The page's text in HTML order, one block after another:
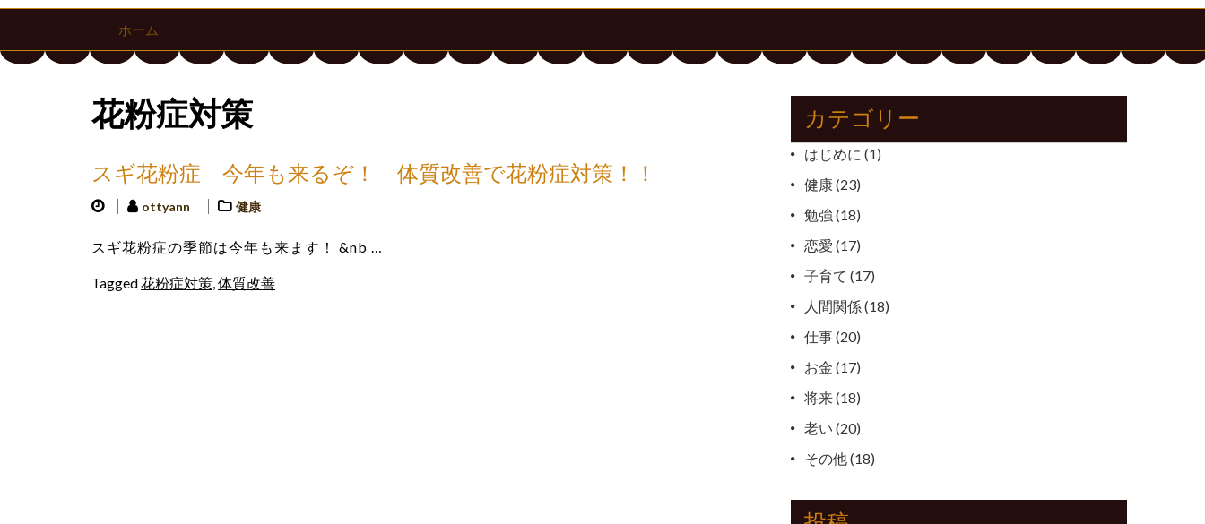
ホーム
花粉症対策
スギ花粉症 今年も来るぞ！ 体質改善で花粉症対策！！
ottyann 健康
スギ花粉症の季節は今年も来ます！ &nb …
Tagged花粉症対策,体質改善
カテゴリー
はじめに (1)
健康(23)
勉強 (18)
恋愛 (17)
子育て (17)
人間関係(18)
仕事(20)
お金 (17)
将来(18)
老い (20)
その他(18)